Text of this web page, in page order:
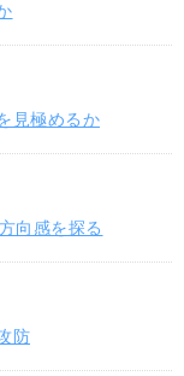
見極めるか
向感を探る
防